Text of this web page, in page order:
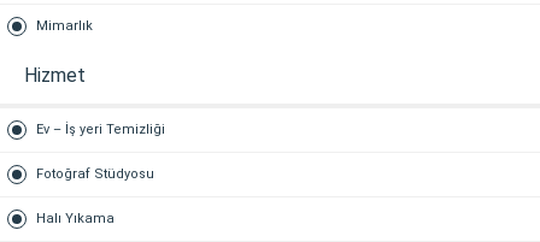
Mimarlık
Hizmet
Ev – İş yeri Temizliği
Fotoğraf Stüdyosu
Halı Yıkama